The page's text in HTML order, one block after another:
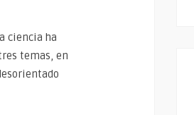
ciencia ha
temas, en